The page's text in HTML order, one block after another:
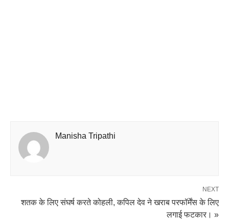
Manisha Tripathi
NEXT
शतक के लिए संघर्ष करते कोहली, कपिल देव ने खराब परफॉर्मेंस के लिए
लगाई फटकार। »